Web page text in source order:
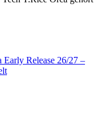
Release 26/27 –